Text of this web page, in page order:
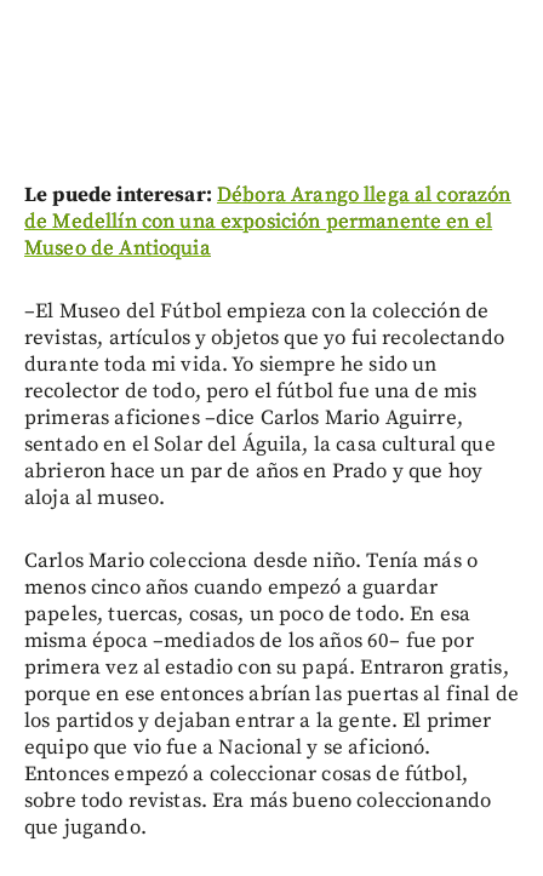
Le puede interesar: Débora Arango llega al corazón
de Medellín con una exposición permanente en el
Museo de Antioquia
–El Museo del Fútbol empieza con la colección de
revistas, artículos y objetos que yo fui recolectando
durante toda mi vida. Yo siempre he sido un
recolector de todo, pero el fútbol fue una de mis
primeras aficiones –dice Carlos Mario Aguirre,
sentado en el Solar del Águila, la casa cultural que
abrieron hace un par de años en Prado y que hoy
aloja al museo.
Carlos Mario colecciona desde niño. Tenía más o
menos cinco años cuando empezó a guardar
papeles, tuercas, cosas, un poco de todo. En esa
misma época –mediados de los años 60– fue por
primera vez al estadio con su papá. Entraron gratis,
porque en ese entonces abrían las puertas al final de
los partidos y dejaban entrar a la gente. El primer
equipo que vio fue a Nacional y se aficionó.
Entonces empezó a coleccionar cosas de fútbol,
sobre todo revistas. Era más bueno coleccionando
que jugando.